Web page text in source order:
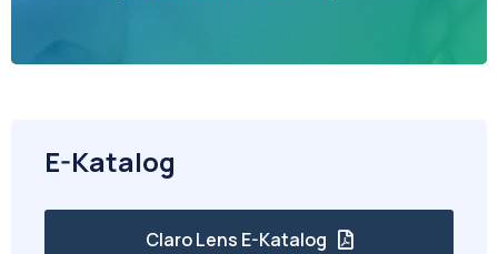
E-Katalog
Claro Lens E-Katalog